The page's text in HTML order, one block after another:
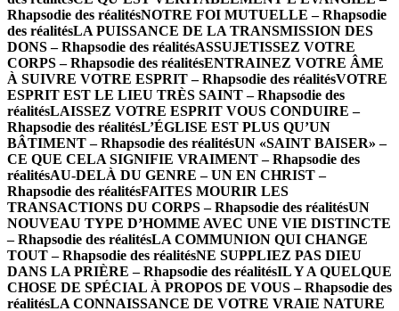
Rhapsodie des réalitésNOTRE FOI MUTUELLE – Rhapsodie
des réalitésLA PUISSANCE DE LA TRANSMISSION DES
DONS – Rhapsodie des réalitésASSUJETISSEZ VOTRE
CORPS – Rhapsodie des réalitésENTRAINEZ VOTRE ÂME
À SUIVRE VOTRE ESPRIT – Rhapsodie des réalitésVOTRE
ESPRIT EST LE LIEU TRÈS SAINT – Rhapsodie des
réalitésLAISSEZ VOTRE ESPRIT VOUS CONDUIRE –
Rhapsodie des réalitésL’ÉGLISE EST PLUS QU’UN
BÂTIMENT – Rhapsodie des réalitésUN «SAINT BAISER» –
CE QUE CELA SIGNIFIE VRAIMENT – Rhapsodie des
réalitésAU-DELÀ DU GENRE – UN EN CHRIST –
Rhapsodie des réalitésFAITES MOURIR LES
TRANSACTIONS DU CORPS – Rhapsodie des réalitésUN
NOUVEAU TYPE D’HOMME AVEC UNE VIE DISTINCTE
– Rhapsodie des réalitésLA COMMUNION QUI CHANGE
TOUT – Rhapsodie des réalitésNE SUPPLIEZ PAS DIEU
DANS LA PRIÈRE – Rhapsodie des réalitésIL Y A QUELQUE
CHOSE DE SPÉCIAL À PROPOS DE VOUS – Rhapsodie des
réalitésLA CONNAISSANCE DE VOTRE VRAIE NATURE